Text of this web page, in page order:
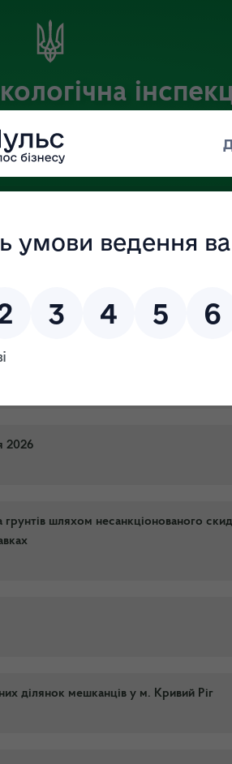
округу
екологічної інспекції України
використання, псування
2026
шляхом несанкціонованого
ділянок мешканців у м. Кривий Ріг